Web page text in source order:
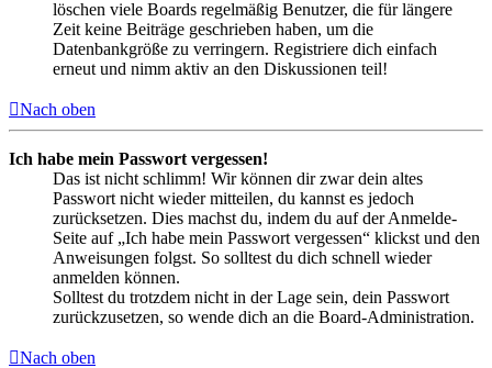
löschen viele Boards regelmäßig Benutzer, die für längere
Zeit keine Beiträge geschrieben haben, um die
Datenbankgröße zu verringern. Registriere dich einfach
erneut und nimm aktiv an den Diskussionen teil!
Nach oben
Ich habe mein Passwort vergessen!
Das ist nicht schlimm! Wir können dir zwar dein altes
Passwort nicht wieder mitteilen, du kannst es jedoch
zurücksetzen. Dies machst du, indem du auf der Anmelde-
Seite auf „Ich habe mein Passwort vergessen“ klickst und den
Anweisungen folgst. So solltest du dich schnell wieder
anmelden können.
Solltest du trotzdem nicht in der Lage sein, dein Passwort
zurückzusetzen, so wende dich an die Board-Administration.
Nach oben